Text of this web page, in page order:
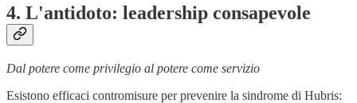
4. L'antidoto: leadership consapevole
Dal potere come privilegio al potere come servizio
Esistono efficaci contromisure per prevenire la sindrome di Hubris: